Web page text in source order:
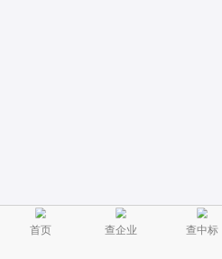
首页 查企业 查中标